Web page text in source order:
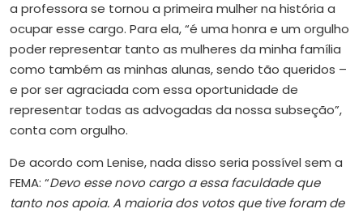
a professora se tornou a primeira mulher na história a
ocupar esse cargo. Para ela, “é uma honra e um orgulho
poder representar tanto as mulheres da minha família
como também as minhas alunas, sendo tão queridos –
e por ser agraciada com essa oportunidade de
representar todas as advogadas da nossa subseção”,
conta com orgulho.
De acordo com Lenise, nada disso seria possível sem a
FEMA: “Devo esse novo cargo a essa faculdade que
tanto nos apoia. A maioria dos votos que tive foram de